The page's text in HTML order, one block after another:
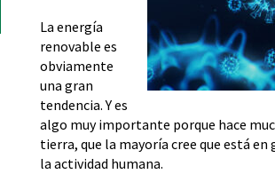
La energía
renovable es
obviamente
una gran
tendencia. Y es
algo muy importante porque hace
tierra, que la mayoría cree que está en
la actividad humana.